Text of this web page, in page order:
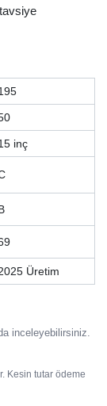
inç
Üretim
inceleyebilirsiniz.
Kesin tutar ödeme